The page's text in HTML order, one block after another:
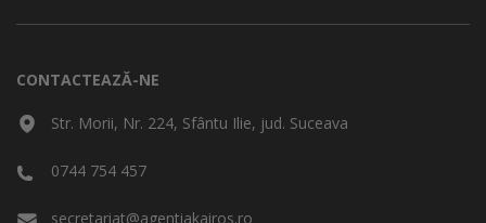
CONTACTEAZĂ-NE
Str. Morii, Nr. 224, Sfântu Ilie, jud. Suceava
0744 754 457
secretariat@agentiakairos.ro